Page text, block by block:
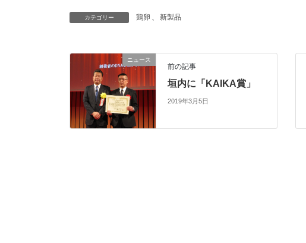
カテゴリー 鶏卵 、 新製品
ニュース
前の記事
垣内に「KAIKA賞」
2019年3月5日